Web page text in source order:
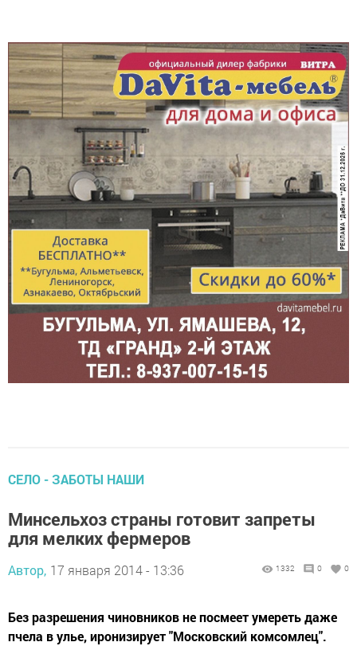
СЕЛО - ЗАБОТЫ НАШИ
Минсельхоз страны готовит запреты
для мелких фермеров
Автор, 17 января 2014 - 13:36 1332 0 0
Без разрешения чиновников не посмеет умереть даже
пчела в улье, иронизирует "Московский комсомлец".